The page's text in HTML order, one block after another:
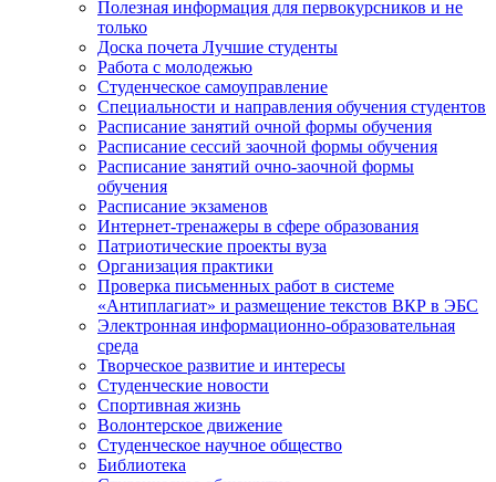
Полезная информация для первокурсников и не
только
Доска почета Лучшие студенты
Работа с молодежью
Студенческое самоуправление
Специальности и направления обучения студентов
Расписание занятий очной формы обучения
Расписание сессий заочной формы обучения
Расписание занятий очно-заочной формы
обучения
Расписание экзаменов
Интернет-тренажеры в сфере образования
Патриотические проекты вуза
Организация практики
Проверка письменных работ в системе
«Антиплагиат» и размещение текстов ВКР в ЭБС
Электронная информационно-образовательная
среда
Творческое развитие и интересы
Студенческие новости
Спортивная жизнь
Волонтерское движение
Студенческое научное общество
Библиотека